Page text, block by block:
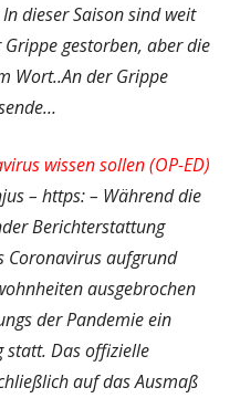
dieser Saison sind weit
gestorben, aber die
Wort..An der Grippe
wissen sollen (OP-ED)
– https: – Während die
Berichterstattung
Coronavirus aufgrund
ausgebrochen
der Pandemie ein
Das offizielle
auf das Ausmaß